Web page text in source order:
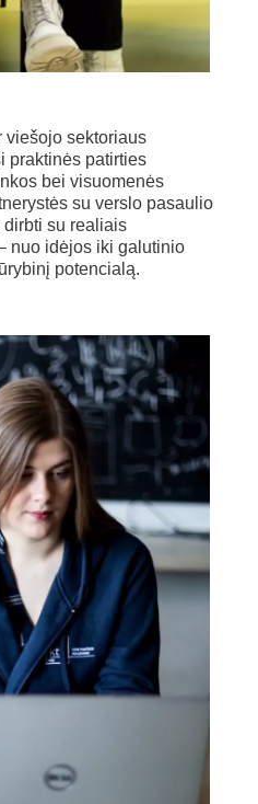
viešojo sektoriaus
praktinės patirties
bei visuomenės
su verslo pasaulio
su realiais
nuo idėjos iki galutinio
potencialą.